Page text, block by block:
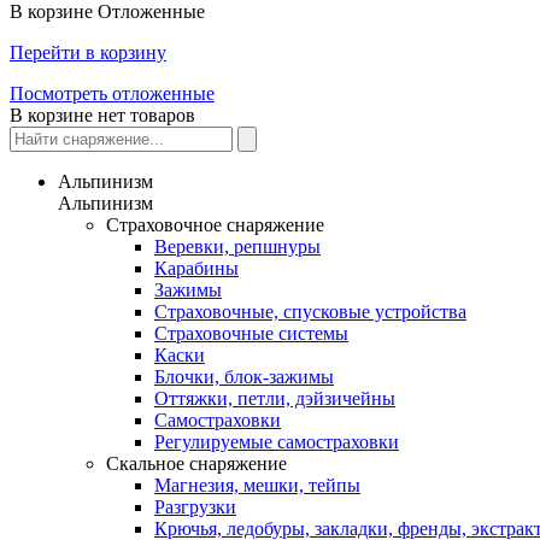
В корзине Отложенные
Перейти в корзину
Посмотреть отложенные
В корзине нет товаров
Альпинизм
Альпинизм
Страховочное снаряжение
Веревки, репшнуры
Карабины
Зажимы
Страховочные, спусковые устройства
Страховочные системы
Каски
Блочки, блок-зажимы
Оттяжки, петли, дэйзичейны
Самостраховки
Регулируемые самостраховки
Скальное снаряжение
Магнезия, мешки, тейпы
Разгрузки
Крючья, ледобуры, закладки, френды,